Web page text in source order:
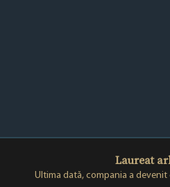
Laureat
Ultima dată, compania a devenit